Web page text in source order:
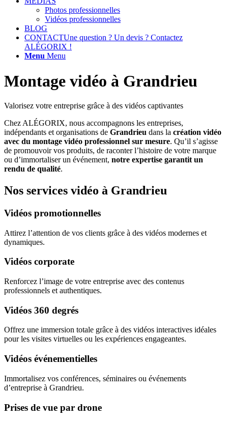
Photos professionnelles
Vidéos professionnelles
BLOG
CONTACTUne question ? Un devis ? Contactez
ALÉGORIX !
Menu Menu
Montage vidéo à Grandrieu
Valorisez votre entreprise grâce à des vidéos captivantes
Chez ALÉGORIX, nous accompagnons les entreprises,
indépendants et organisations de Grandrieu dans la création vidéo
avec du montage vidéo professionnel sur mesure. Qu’il s’agisse
de promouvoir vos produits, de raconter l’histoire de votre marque
ou d’immortaliser un événement, notre expertise garantit un
rendu de qualité.
Nos services vidéo à Grandrieu
Vidéos promotionnelles
Attirez l’attention de vos clients grâce à des vidéos modernes et
dynamiques.
Vidéos corporate
Renforcez l’image de votre entreprise avec des contenus
professionnels et authentiques.
Vidéos 360 degrés
Offrez une immersion totale grâce à des vidéos interactives idéales
pour les visites virtuelles ou les expériences engageantes.
Vidéos événementielles
Immortalisez vos conférences, séminaires ou événements
d’entreprise à Grandrieu.
Prises de vue par drone